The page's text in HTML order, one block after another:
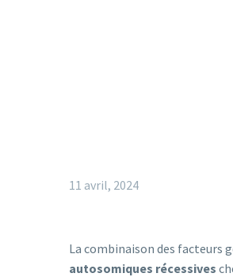
11 avril, 2024
La combinaison des facteurs
autosomiques récessives